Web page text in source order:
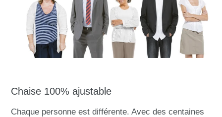
Chaise 100% ajustable
Chaque personne est différente. Avec des centaines